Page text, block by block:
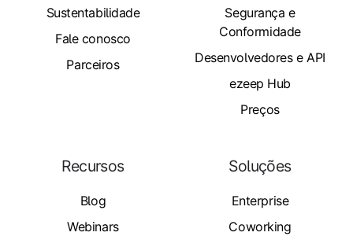
Sustentabilidade
Fale conosco
Parceiros
Segurança e
Conformidade
Desenvolvedores e API
ezeep Hub
Preços
Recursos
Blog
Webinars
Soluções
Enterprise
Coworking